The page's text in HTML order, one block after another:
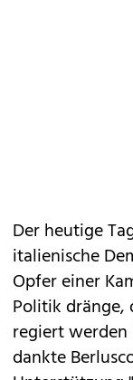
Der heutige
italienische
Opfer einer
Politik dränge,
regiert werden
dankte